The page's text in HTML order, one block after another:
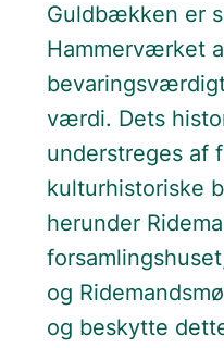
Guldbækken er
Hammerværket
værdi. Dets
understreges af
kulturhistoriske
herunder
og
og beskytte